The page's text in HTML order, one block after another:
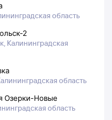
область
2
Калининградская
область
Озерки-Новые
область